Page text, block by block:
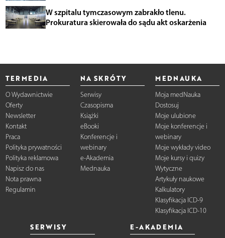
W szpitalu tymczasowym zabrakło tlenu.
Prokuratura skierowała do sądu akt oskarżenia
TERMEDIA
O Wydawnictwie
Oferty
Newsletter
Kontakt
Praca
Polityka prywatności
Polityka reklamowa
Napisz do nas
Nota prawna
Regulamin
NA SKRÓTY
Serwisy
Czasopisma
Książki
eBooki
Konferencje i
webinary
e-Akademia
Mednauka
MEDNAUKA
Moja medNauka
Dostosuj
Moje ulubione
Moje konferencje i
webinary
Moje wykłady video
Moje kursy i quizy
Wytyczne
Artykuły naukowe
Kalkulatory
Klasyfikacja ICD-9
Klasyfikacja ICD-10
SERWISY E-AKADEMIA